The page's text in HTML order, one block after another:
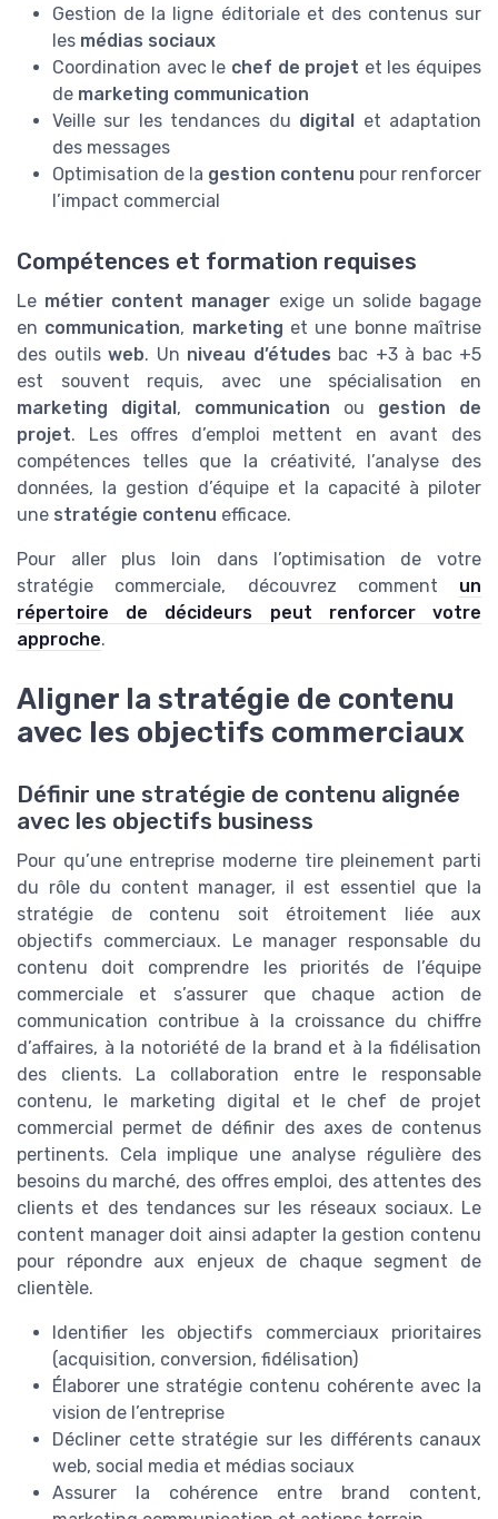
Gestion de la ligne éditoriale et des contenus sur
les médias sociaux
Coordination avec le chef de projet et les équipes
de marketing communication
Veille sur les tendances du digital
et adaptation
des messages
Optimisation de la gestion contenu pour renforcer
l’impact commercial
Compétences et formation requises
Le métier content manager exige un solide bagage
en communication, marketing et une bonne maîtrise
des outils web. Un niveau d’études bac +3 à bac +5
est souvent requis, avec une spécialisation en
marketing digital, communication ou gestion de
projet. Les offres d’emploi mettent en avant des
compétences telles que la créativité, l’analyse des
données, la gestion d’équipe et la capacité à piloter
une stratégie contenu efficace.
Pour aller plus loin dans l’optimisation de votre
stratégie commerciale, découvrez comment un
répertoire de décideurs peut renforcer votre
approche.
Aligner la stratégie de contenu
avec les objectifs commerciaux
Définir une stratégie de contenu alignée
avec les objectifs business
Pour qu’une entreprise moderne tire pleinement parti
du rôle du content manager, il est essentiel que la
stratégie de contenu soit étroitement liée aux
objectifs commerciaux. Le manager responsable du
contenu doit comprendre les priorités de l’équipe
commerciale et s’assurer que chaque action de
communication contribue à la croissance du chiffre
d’affaires, à la notoriété de la brand et à la fidélisation
des clients. La collaboration entre le responsable
contenu, le marketing digital et le chef de projet
commercial permet de définir des axes de contenus
pertinents. Cela implique une analyse régulière des
besoins du marché, des offres emploi, des attentes des
clients et des tendances sur les réseaux sociaux. Le
content manager doit ainsi adapter la gestion contenu
pour répondre aux enjeux de chaque segment de
clientèle.
Identifier les objectifs commerciaux prioritaires
(acquisition, conversion, fidélisation)
Élaborer une stratégie contenu cohérente avec la
vision de l’entreprise
Décliner cette stratégie sur les différents canaux
web, social media et médias sociaux
Assurer la cohérence entre brand content,